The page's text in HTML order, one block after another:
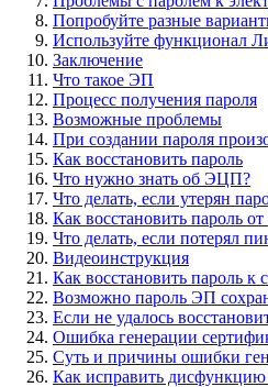
Попробуйте разные
Используйте функционал
Заключение
Что такое ЭП
Процесс получения пароля
Возможные проблемы
При создании пароля
Как восстановить пароль
Что нужно знать об ЭЦП?
Что делать, если утерян
Как восстановить пароль
Что делать, если потерял
Видеоинструкция
Как восстановить пароль
Возможно пароль ЭП
Если не удалось
Ошибка генерации
Суть и причины ошибки
Как исправить дисфункцию